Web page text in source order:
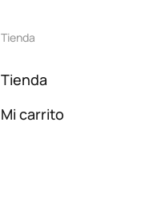
Tienda
Tienda
Mi carrito